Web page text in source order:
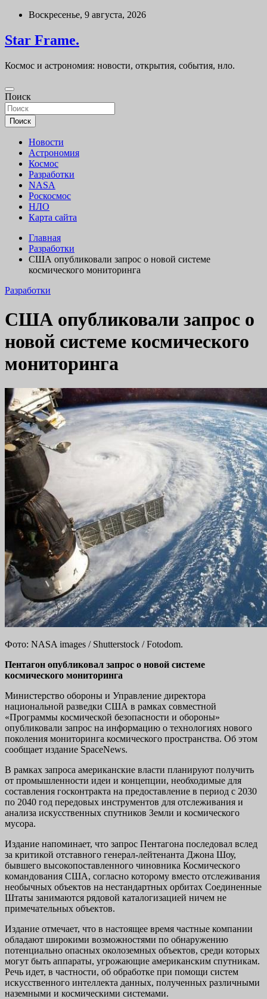
Перейти
содержимому
Воскресенье, 9 августа, 2026
Star Frame.
Космос и астрономия: новости, открытия, события, нло.
Поиск
Поиск
Новости
Астрономия
Космос
Разработки
NASA
Роскосмос
НЛО
Карта сайта
Главная
Разработки
США опубликовали запрос о новой системе
космического мониторинга
Разработки
США опубликовали запрос о
новой системе космического
мониторинга
Фото: NASA images / Shutterstock / Fotodom.
Пентагон опубликовал запрос о новой системе
космического мониторинга
Министерство обороны и Управление директора
национальной разведки США в рамках совместной
«Программы космической безопасности и обороны»
опубликовали запрос на информацию о технологиях нового
поколения мониторинга космического пространства. Об этом
сообщает издание SpaceNews.
В рамках запроса американские власти планируют получить
от промышленности идеи и концепции, необходимые для
составления госконтракта на предоставление в период с 2030
по 2040 год передовых инструментов для отслеживания и
анализа искусственных спутников Земли и космического
мусора.
Издание напоминает, что запрос Пентагона последовал вслед
за критикой отставного генерал-лейтенанта Джона Шоу,
бывшего высокопоставленного чиновника Космического
командования США, согласно которому вместо отслеживания
необычных объектов на нестандартных орбитах Соединенные
Штаты занимаются рядовой каталогизацией ничем не
примечательных объектов.
Издание отмечает, что в настоящее время частные компании
обладают широкими возможностями по обнаружению
потенциально опасных околоземных объектов, среди которых
могут быть аппараты, угрожающие американским спутникам.
Речь идет, в частности, об обработке при помощи систем
искусственного интеллекта данных, полученных различными
наземными и космическими системами.